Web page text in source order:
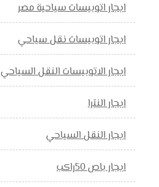
ايجار اتوبيسات سياحية مصر
ايجار اتوبيسات نقل سياحي
ايجار الاتوبيسات النقل السياحي
ايجار النترا
ايجار النقل السياحي
ايجار باص 50راكب